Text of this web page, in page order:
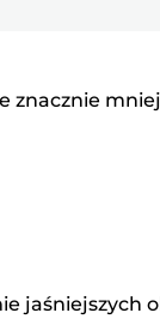
jaśniejszych